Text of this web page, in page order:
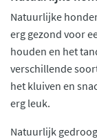
Natuurlijke
erg gezond voor
houden en het
verschillende
het kluiven en
erg leuk.
Natuurlijk